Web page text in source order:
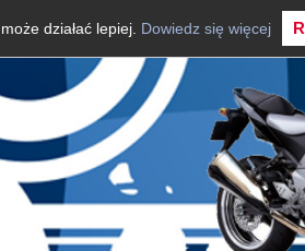
działać lepiej. Dowiedz się więcej